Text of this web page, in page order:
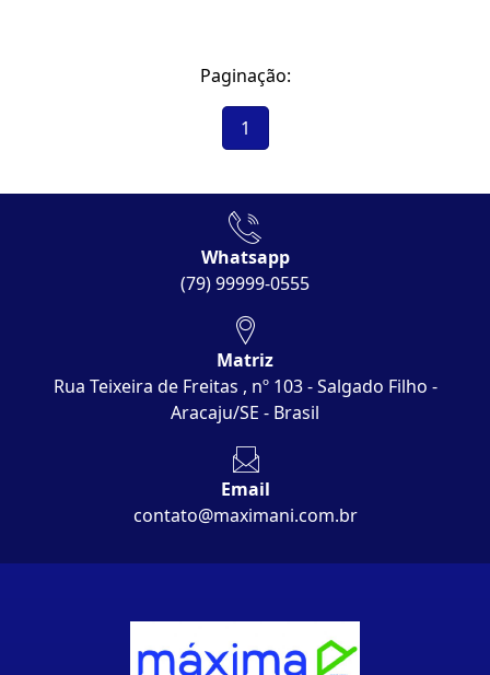
Paginação:
1
Whatsapp
(79) 99999-0555
Matriz
Rua Teixeira de Freitas , nº 103 - Salgado Filho -
Aracaju/SE - Brasil
Email
contato@maximani.com.br